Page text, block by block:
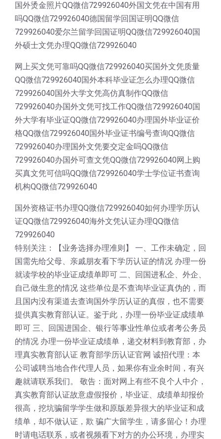
国外烫金照片QQ微信729926040外国文凭在中国有用
吗QQ微信729926040德国留学回国证明QQ微信
729926040爱尔兰留学回国证明QQ微信729926040国
外硕士文凭办理QQ微信729926040
网上买文凭可靠吗QQ微信729926040买国外文凭质量
QQ微信729926040国外本科毕业证怎么办理QQ微信
729926040国外大学文凭高仿真制作QQ微信
729926040办国外文凭可找工作QQ微信729926040国
外大学有毕业证QQ微信729926040办理国外毕业证价
格QQ微信729926040国外毕业证书编号查询QQ微信
729926040办理国外文凭要交定金吗QQ微信
729926040办国外可查文凭QQ微信729926040网上购
买真文凭可信吗QQ微信729926040学士学位证书查询
机构QQ微信729926040
国外资格证书办理QQ微信729926040如何办理学历认
证QQ微信729926040海外文凭认证办理QQ微信
729926040
特别关注：【业务选择办理准则】 一、工作未确定，回
国需先给父母、亲戚朋友看下学历认证的情况 办理一份
就读学校的毕业证成绩单即可 二、回国进私企、外企、
自己做生意的情况 这些单位是不查询毕业证真伪的，而
且国内没有渠道去查询国外学历认证的真假，也不需要
提供真实教育部认证。鉴于此，办理一份毕业证成绩单
即可 三、回国进国企、银行等事业性单位或者考公务员
的情况 办理一份毕业证成绩单，递交材料到教育部，办
理真实教育部认证 教育部学历认证官网 诚招代理：本
公司诚聘当地合作代理人员，如果你有业余时间，有兴
趣就请联系我们。 敬告：面对网上有些不良个人中介，
真实教育部认证故意虚假报价，毕业证、成绩单却报价
很高，挖坑骗留学学生做和原版差异很大的毕业证和成
绩单，却不做认证，欺 骗广大留学生，请多留心！办理
时请电话联系，或者视频看下对方的办公环境，办理实